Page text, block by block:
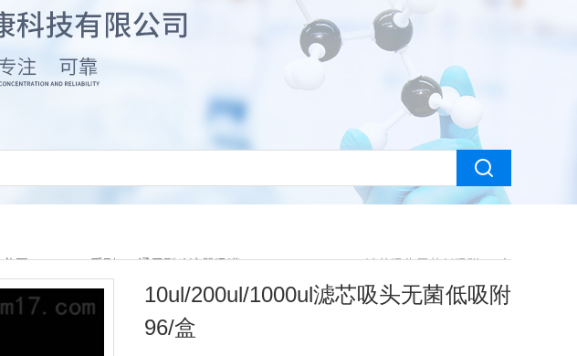
美国Crystalgen系列>通用型移液器吸嘴> 10ul/200ul/1000ul滤芯吸头无菌低吸附96/盒
10ul/200ul/1000ul滤芯吸头无菌低吸附
96/盒